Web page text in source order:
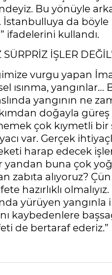
Bu yönüyle
da
ifadelerini kullandı.
İŞLER
vurgu yapan
ısınma,
yangının ne
doğayla
çok kıymetli
var. Gerçek
harap edecek
yandan buna çok
zabıta alıyoruz?
hazırlıklı
yürüyen
kaybedenlere
de bertaraf ederiz.”